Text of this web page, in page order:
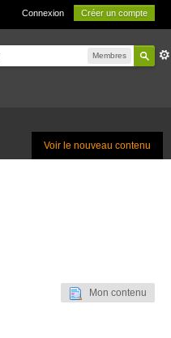
Connexion Créer un compte
Membres
Voir le nouveau contenu
Mon contenu